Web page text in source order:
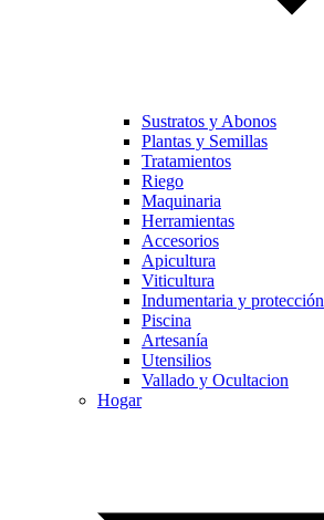
Sustratos y Abonos
Plantas y Semillas
Tratamientos
Riego
Maquinaria
Herramientas
Accesorios
Apicultura
Viticultura
Indumentaria y protección
Piscina
Artesanía
Utensilios
Vallado y Ocultacion
Hogar